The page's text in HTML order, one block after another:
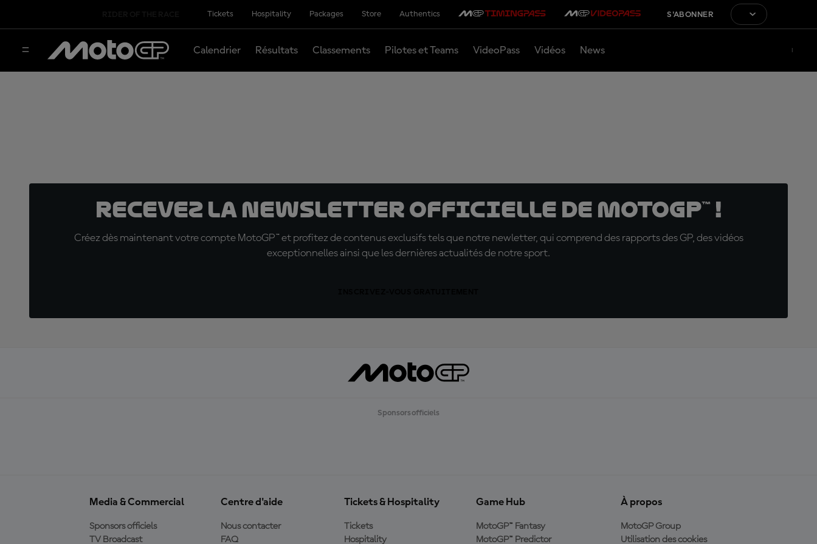
Tickets Hospitality Packages Store Authentics S'ABONNER
Calendrier Résultats Classements Pilotes et Teams VideoPass Vidéos News
Recevez la Newsletter officielle de MotoGP™ !
Créez dès maintenant votre compte MotoGP™ et profitez de contenus exclusifs tels que notre newletter, qui comprend des rapports des GP, des vidéos
exceptionnelles ainsi que les dernières actualités de notre sport.
Sponsors officiels
Media & Commercial
Sponsors officiels
TV Broadcast
Centre d'aide
Nous contacter
FAQ
Tickets & Hospitality
Tickets
Hospitality
Game Hub
MotoGP™ Fantasy
MotoGP™ Predictor
À propos
MotoGP Group
Utilisation des cookies